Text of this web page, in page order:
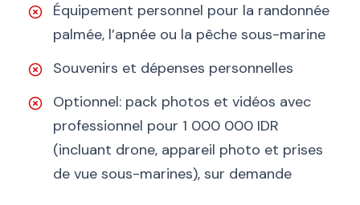
Équipement personnel pour la randonnée
palmée, l’apnée ou la pêche sous-marine
Souvenirs et dépenses personnelles
Optionnel: pack photos et vidéos avec
professionnel pour 1 000 000 IDR
(incluant drone, appareil photo et prises
de vue sous-marines), sur demande